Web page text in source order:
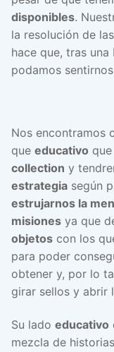
disponibles.
la resolución de
hace que, tras
podamos
Nos encontramos
que educativo
collection y
estrategia según
estrujarnos la
misiones ya que
objetos con los
para poder
obtener y, por lo
girar sellos y abrir
Su lado educativo
mezcla de